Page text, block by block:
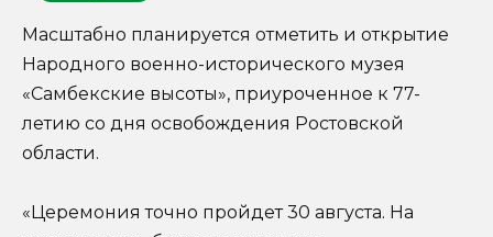
Масштабно планируется отметить и открытие
Народного военно-исторического музея
«Самбекские высоты», приуроченное к 77-
летию со дня освобождения Ростовской
области.
«Церемония точно пройдет 30 августа. На